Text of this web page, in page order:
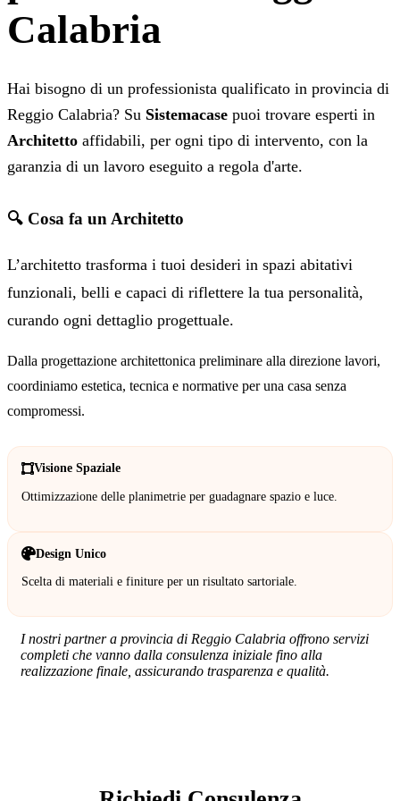
Calabria
Hai bisogno di un professionista qualificato in provincia di
Reggio Calabria? Su Sistemacase puoi trovare esperti in
Architetto affidabili, per ogni tipo di intervento, con la
garanzia di un lavoro eseguito a regola d'arte.
🔍 Cosa fa un Architetto
L’architetto trasforma i tuoi desideri in spazi abitativi
funzionali, belli e capaci di riflettere la tua personalità,
curando ogni dettaglio progettuale.
Dalla progettazione architettonica preliminare alla direzione lavori,
coordiniamo estetica, tecnica e normative per una casa senza
compromessi.
Visione Spaziale
Ottimizzazione delle planimetrie per guadagnare spazio e luce.
Design Unico
Scelta di materiali e finiture per un risultato sartoriale.
I nostri partner a provincia di Reggio Calabria offrono servizi
completi che vanno dalla consulenza iniziale fino alla
realizzazione finale, assicurando trasparenza e qualità.